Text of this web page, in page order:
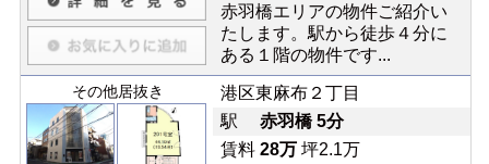
赤羽橋エリアの物件ご紹介い
たします。駅から徒歩４分に
ある１階の物件です...
その他居抜き
港区東麻布２丁目
駅 赤羽橋 5分
賃料 28万坪2.1万